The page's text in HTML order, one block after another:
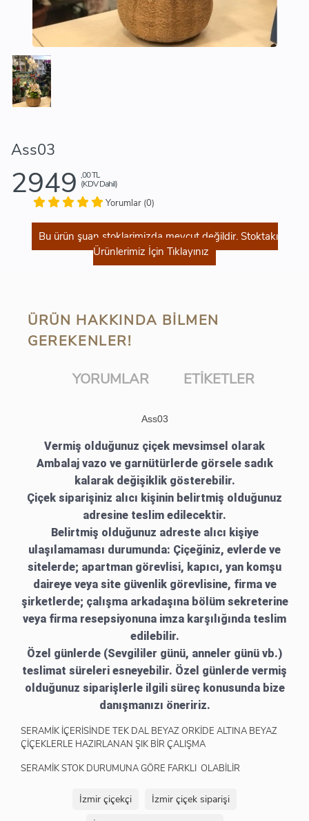
Ass03
2949 ,00 TL
(KDV Dahil)
Yorumlar (0)
Bu ürün şuan stoklarimizda mevcut değildir. Stoktakı
Ürünlerimiz İçin Tıklayınız
ÜRÜN HAKKINDA BILMEN
GEREKENLER!
YORUMLAR ETIKETLER
Ass03
Vermiş olduğunuz çiçek mevsimsel olarak
Ambalaj vazo ve garnütürlerde görsele sadık
kalarak değişiklik gösterebilir.
Çiçek siparişiniz alıcı kişinin belirtmiş olduğunuz
adresine teslim edilecektir.
Belirtmiş olduğunuz adreste alıcı kişiye
ulaşılamaması durumunda: Çiçeğiniz, evlerde ve
sitelerde; apartman görevlisi, kapıcı, yan komşu
daireye veya site güvenlik görevlisine, firma ve
şirketlerde; çalışma arkadaşına bölüm sekreterine
veya firma resepsiyonuna imza karşılığında teslim
edilebilir.
Özel günlerde (Sevgililer günü, anneler günü vb.)
teslimat süreleri esneyebilir. Özel günlerde vermiş
olduğunuz siparişlerle ilgili süreç konusunda bize
danışmanızı öneririz.
SERAMİK İÇERİSİNDE TEK DAL BEYAZ ORKİDE ALTINA BEYAZ
ÇİÇEKLERLE HAZIRLANAN ŞIK BİR ÇALIŞMA
SERAMİK STOK DURUMUNA GÖRE FARKLI OLABİLİR
İzmir çiçekçi
İzmir çiçek siparişi